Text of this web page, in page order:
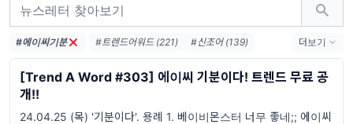
#에이씨기분 #트렌드어워드 (221)
#신조어 (139)
#trendaword (117)
#유행어 (57)
#휴재 (29)
#트렌드어워드뉴스레터 (27)
#2026밈 (26)
#밈 (24)
#MZ세대 (23)
더보기
[Trend A Word #303] 에이씨 기분이다! 트렌드 무료 공
개!!
24.04.25 (목) '기분이다'. 용례 1. 베이비몬스터 너무 좋네;; 에이씨